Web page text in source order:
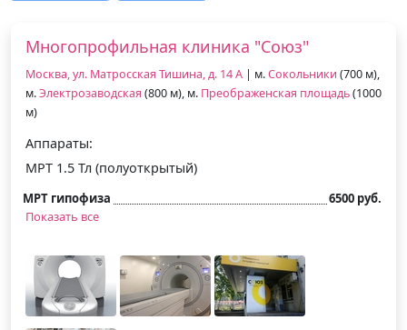
Многопрофильная клиника "Союз"
Москва, ул. Матросская Тишина, д. 14 А | м.Сокольники (700 м),
м.Электрозаводская (800 м), м. Преображенская площадь(1000
м)
Аппараты:
МРТ 1.5 Тл (полуоткрытый)
МРТ гипофиза
6500 руб.
Показать все